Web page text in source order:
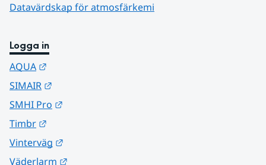
Datavärdskap för atmosfärkemi
Logga in
AQUA
SIMAIR
SMHI Pro
Timbr
Vinterväg
Väderlarm